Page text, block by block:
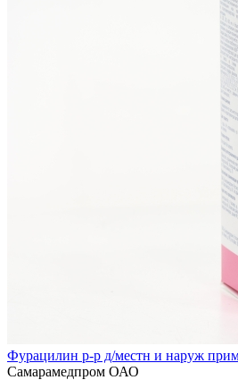
Фурацилин р-р д/местн и наруж
Самарамедпром ОАО